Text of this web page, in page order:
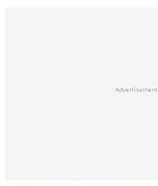
Advertisement